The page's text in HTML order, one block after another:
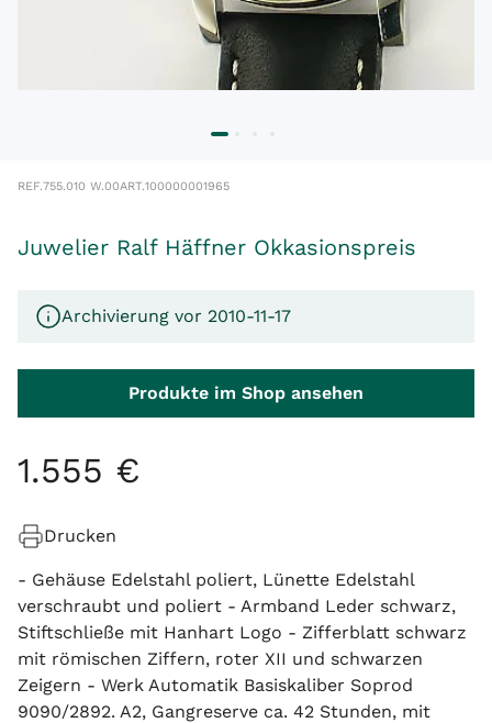
REF.755.010 W.00ART.100000001965
Juwelier Ralf Häffner Okkasionspreis
Archivierung vor 2010-11-17
Produkte im Shop ansehen
1.555 €
Drucken
- Gehäuse Edelstahl poliert, Lünette Edelstahl
verschraubt und poliert - Armband Leder schwarz,
Stiftschließe mit Hanhart Logo - Zifferblatt schwarz
mit römischen Ziffern, roter XII und schwarzen
Zeigern - Werk Automatik Basiskaliber Soprod
9090/2892. A2, Gangreserve ca. 42 Stunden, mit